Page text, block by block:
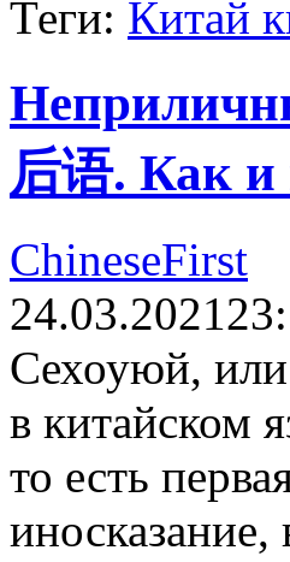
Теги: Китай
后语. Как и
ChineseFirst
24.03.2021
Сехоуюй, или
в китайском
то есть
иносказание,